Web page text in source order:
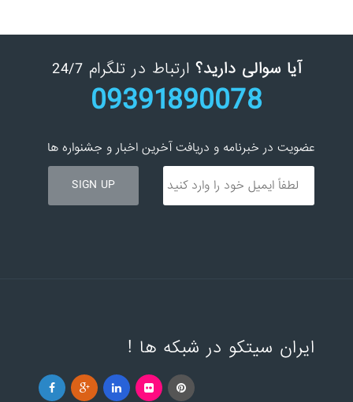
آیا سوالی دارید؟ ارتباط در تلگرام 24/7
09391890078
عضویت در خبرنامه و دریافت آخرین اخبار و جشنواره ها
ایران سیتکو در شبکه ها !